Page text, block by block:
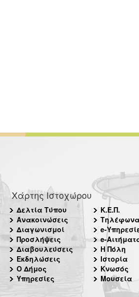
Χάρτης Ιστοχώρου
Δελτία Τύπου
Ανακοινώσεις
Διαγωνισμοί
Προσλήψεις
Διαβουλεύσεις
Εκδηλώσεις
Ο Δήμος
Υπηρεσίες
Κ.Ε.Π.
Τηλέφωνα
e-
e-
Η Πόλη
Ιστορία
Κνωσός
Μουσεία